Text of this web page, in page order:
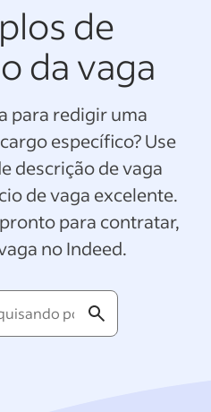
de
da vaga
para redigir uma
específico? Use
descrição de vaga
de vaga excelente.
para contratar,
no Indeed.